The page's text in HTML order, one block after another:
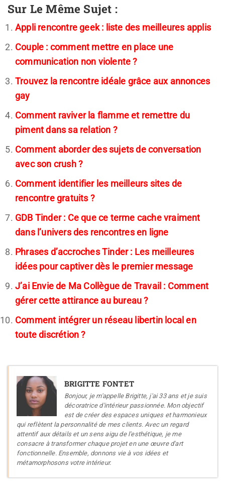
Sur Le Même Sujet :
Appli rencontre geek : liste des meilleures applis
Couple : comment mettre en place une
communication non violente ?
Trouvez la rencontre idéale grâce aux annonces
gay
Comment raviver la flamme et remettre du
piment dans sa relation ?
Comment aborder des sujets de conversation
avec son crush ?
Comment identifier les meilleurs sites de
rencontre gratuits ?
GDB Tinder : Ce que ce terme cache vraiment
dans l’univers des rencontres en ligne
Phrases d’accroches Tinder : Les meilleures
idées pour captiver dès le premier message
J’ai Envie de Ma Collègue de Travail : Comment
gérer cette attirance au bureau ?
Comment intégrer un réseau libertin local en
toute discrétion ?
BRIGITTE FONTET
Bonjour, je m'appelle Brigitte, j'ai 33 ans et je suis
décoratrice d'intérieur passionnée. Mon objectif
est de créer des espaces uniques et harmonieux
qui reflètent la personnalité de mes clients. Avec un regard
attentif aux détails et un sens aigu de l'esthétique, je me
consacre à transformer chaque projet en une œuvre d'art
fonctionnelle. Ensemble, donnons vie à vos idées et
métamorphosons votre intérieur.